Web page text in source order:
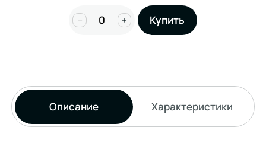
− + Купить
Описание Характеристики